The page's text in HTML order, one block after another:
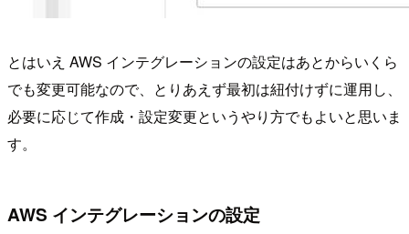
とはいえ AWS インテグレーションの設定はあとからいくら
でも変更可能なので、とりあえず最初は紐付けずに運用し、
必要に応じて作成・設定変更というやり方でもよいと思いま
す。
AWS インテグレーションの設定